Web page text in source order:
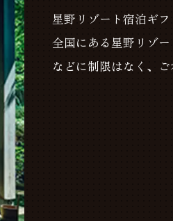
星野リゾート宿泊ギ
全国にある星野リゾ
などに制限はなく、